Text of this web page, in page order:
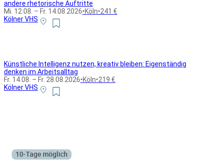
andere rhetorische Auftritte
Mi. 12.08. – Fr. 14.08.2026•Köln•241 €
Kölner VHS
Künstliche Intelligenz nutzen, kreativ bleiben: Eigenständig
denken im Arbeitsalltag
Fr. 14.08. – Fr. 28.08.2026•Köln•219 €
Kölner VHS
10-Tage möglich